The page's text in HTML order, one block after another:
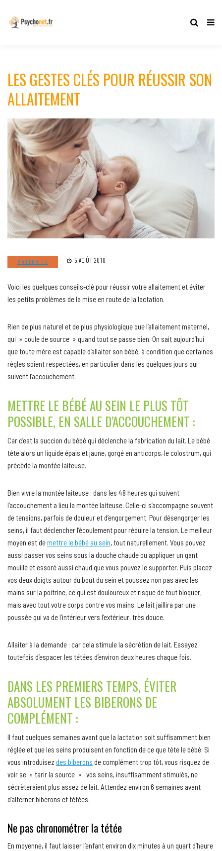
LES GESTES CLÉS POUR RÉUSSIR SON
ALLAITEMENT
MATERNITÉ 5 AOÛT 2018
Voici les quelques conseils-clé pour réussir votre allaitement et éviter
les petits problèmes de la mise en route de la lactation.
Rien de plus naturel et de plus physiologique que l’allaitement maternel,
qui » coule de source » quand tout se passe bien. On sait aujourd’hui
que toute mère est capable d’allaiter son bébé, à condition que certaines
règles soient respectées, en particulier dans les quelques jours qui
suivent l’accouchement.
METTRE LE BÉBÉ AU SEIN LE PLUS TÔT
POSSIBLE, EN SALLE D’ACCOUCHEMENT :
Car c’est la succion du bébé qui déclenche la fabrication du lait. Le bébé
tète alors un liquide épais et jaune, gorgé en anticorps, le colostrum, qui
précède la montée laiteuse.
Bien vivre la montée laiteuse : dans les 48 heures qui suivent
l’accouchement a lieu la montée laiteuse. Celle-ci s’accompagne souvent
de tensions, parfois de douleur et d’engorgement. Pour désengorger les
seins, il faut déclencher l’écoulement pour réduire la tension. Le meilleur
moyen est demettre le bébé au sein, tout naturellement. Vous pouvez
aussi passer vos seins sous la douche chaude ou appliquer un gant
mouillé et essoré aussi chaud que vous pouvez le supporter. Puis placez
vos deux doigts autour du bout du sein et poussez non pas avec les
mains sur la poitrine, ce qui est douloureux et risque de tout bloquer,
mais avec tout votre corps contre vos mains. Le lait jaillira par une
poussée qui va de l’intérieur vers l’extérieur, très douce.
Allaiter à la demande : car cela stimule la sécrétion de lait. Essayez
toutefois d’espacer les tétées d’environ deux heures chaque fois.
DANS LES PREMIERS TEMPS, ÉVITER
ABSOLUMENT LES BIBERONS DE
COMPLÉMENT :
Il faut quelques semaines avant que la lactation soit suffisamment bien
réglée et que les seins produisent en fonction de ce que tète le bébé. Si
vous introduisez des biberons de complément trop tôt, vous risquez de
voir se » tarir la source » : vos seins, insuffisamment stimulés, ne
sécrèteraient plus assez de lait. Attendez environ 6 semaines avant
d’alterner biberons et tétées.
Ne pas chronométrer la tétée
En moyenne, il faut laisser l’enfant environ dix minutes à un quart d’heure